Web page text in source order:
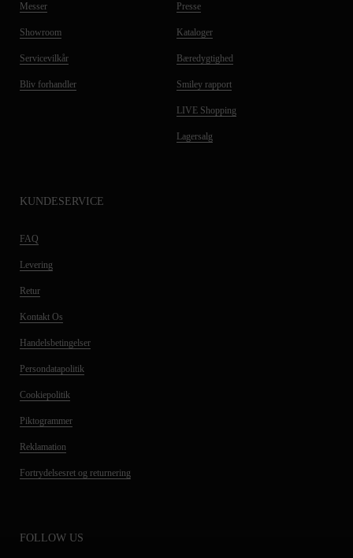
Messer
Showroom
Servicevilkår
Bliv forhandler
Presse
Kataloger
Bæredygtighed
Smiley rapport
LIVE Shopping
Lagersalg
KUNDESERVICE
FAQ
Levering
Retur
Kontakt Os
Handelsbetingelser
Persondatapolitik
Cookiepolitik
Piktogrammer
Reklamation
Fortrydelsesret og returnering
FOLLOW US